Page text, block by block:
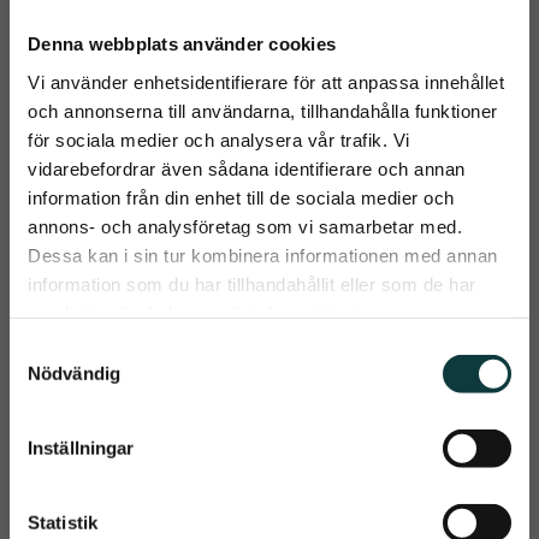
Denna webbplats använder cookies
Vi använder enhetsidentifierare för att anpassa innehållet
och annonserna till användarna, tillhandahålla funktioner
för sociala medier och analysera vår trafik. Vi
vidarebefordrar även sådana identifierare och annan
information från din enhet till de sociala medier och
annons- och analysföretag som vi samarbetar med.
Dessa kan i sin tur kombinera informationen med annan
information som du har tillhandahållit eller som de har
Nödvändig
Inställningar
Statistik
Leovet Huflab
Elastic Cream
​Elastic Cream – För starka,
elastiska och glänsande
219kr
Info
Leovet Frogmedic
Spray
​FrogMedic är en kraftfull
lösning framtagen speciellt
299kr
Lägg
Prenumerera på Emmishopens
nyhetsbrev
Det allra senaste direkt i din inkorg